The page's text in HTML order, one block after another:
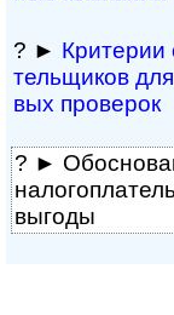
? ► Критерии
те­ль­щи­ков
вых про­верок
? ►
выгоды